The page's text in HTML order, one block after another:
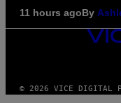
11 hours agoBy
VICE
© 2026 VICE DIGITAL